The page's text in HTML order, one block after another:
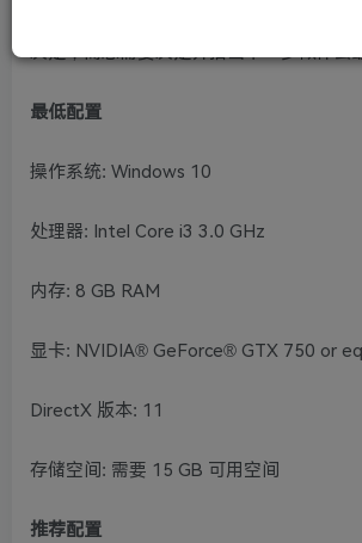
来。社会的每位成员都根据各种因素和统
决定，而您需要决定并指出下一步做什么
最低配置
操作系统: Windows 10
处理器: Intel Core i3 3.0 GHz
内存: 8 GB RAM
显卡: NVIDIA® GeForce® GTX 750 or
DirectX 版本: 11
存储空间: 需要 15 GB 可用空间
推荐配置